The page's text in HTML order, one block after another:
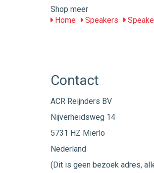
Shop meer
Home
Speakers
Contact
ACR Reijnders BV
Nijverheidsweg 14
5731 HZ Mierlo
Nederland
(Dit is geen bezoek adres,